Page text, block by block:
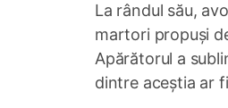
La rândul său,
martori propuși
Apărătorul a
dintre aceștia ar